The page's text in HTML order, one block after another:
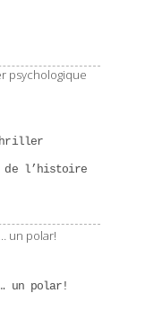
de l’histoire
un polar!